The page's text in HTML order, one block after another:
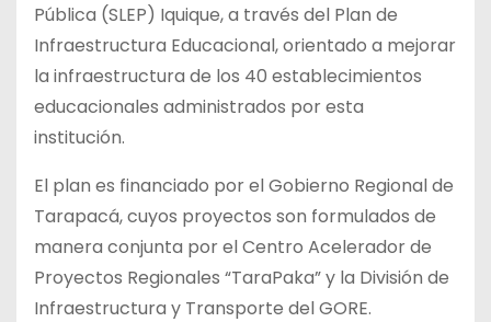
Pública (SLEP) Iquique, a través del Plan de
Infraestructura Educacional, orientado a mejorar
la infraestructura de los 40 establecimientos
educacionales administrados por esta
institución.
El plan es financiado por el Gobierno Regional de
Tarapacá, cuyos proyectos son formulados de
manera conjunta por el Centro Acelerador de
Proyectos Regionales “TaraPaka” y la División de
Infraestructura y Transporte del GORE.